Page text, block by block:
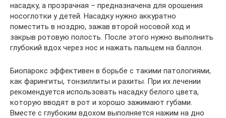
насадку, а прозрачная – предназначена для орошения
носоглотки у детей. Насадку нужно аккуратно
поместить в ноздрю, зажав второй носовой ход и
закрыв ротовую полость. После этого нужно выполнить
глубокий вдох через нос и нажать пальцем на баллон.
Биопарокс эффективен в борьбе с такими патологиями,
как фарингиты, тонзиллиты и рахиты. При их лечении
рекомендуется использовать насадку белого цвета,
которую вводят в рот и хорошо зажимают губами.
Вместе с глубоким вдохом выполняется нажим на дно